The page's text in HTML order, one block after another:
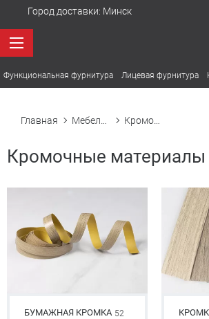
Город доставки: Минск
Функциональная фурнитура Лицевая фурнитура
Главная
Кромочные материалы
БУМАЖНАЯ КРОМКА 52